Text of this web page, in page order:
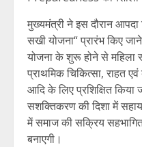
मुख्यमंत्री ने इस दौरान आपदा
सखी योजना“ प्रारंभ किए
योजना के शुरू होने से महिला
प्राथमिक चिकित्सा, राहत एवं
आदि के लिए प्रशिक्षित किया
सशक्तिकरण की दिशा में
में समाज की सक्रिय
बनाएगी।